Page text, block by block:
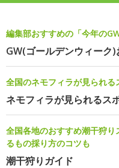
編集部おすすめの「今年の
GW(ゴールデンウィーク
全国のネモフィラが見られ
ネモフィラが見られるス
全国各地のおすすめ潮干狩
るもの採り方のコツも
潮干狩りガイド